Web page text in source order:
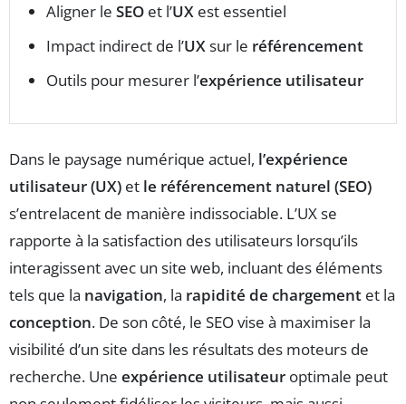
Aligner le SEO et l’UX est essentiel
Impact indirect de l’UXsur le référencement
Outils pour mesurer l’expérience utilisateur
Dans le paysage numérique actuel, l’expérience
utilisateur (UX) et le référencement naturel (SEO)
s’entrelacent de manière indissociable. L’UX se
rapporte à la satisfaction des utilisateurs lorsqu’ils
interagissent avec un site web, incluant des éléments
tels que la navigation, la rapidité de chargement et la
conception. De son côté, le SEO vise à maximiser la
visibilité d’un site dans les résultats des moteurs de
recherche. Une expérience utilisateur optimale peut